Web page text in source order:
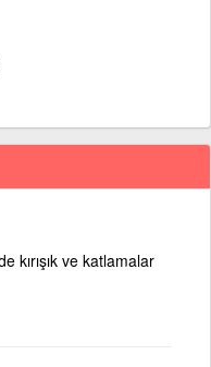
kırışık ve katlamalar